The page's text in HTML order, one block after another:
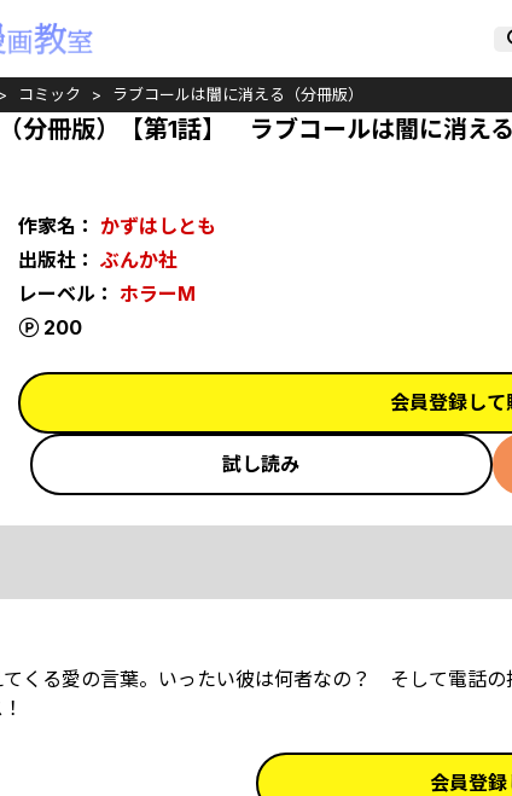
コミック ラブコールは闇に消える（分冊版）
分冊版）【第1話】 ラブコールは闇に消える
作家名： かずはしとも
出版社： ぶんか社
レーベル： ホラーM
200
会員登録して
試し読み
てくる愛の言葉――。いったい彼は何者なの？ そして電
会員登